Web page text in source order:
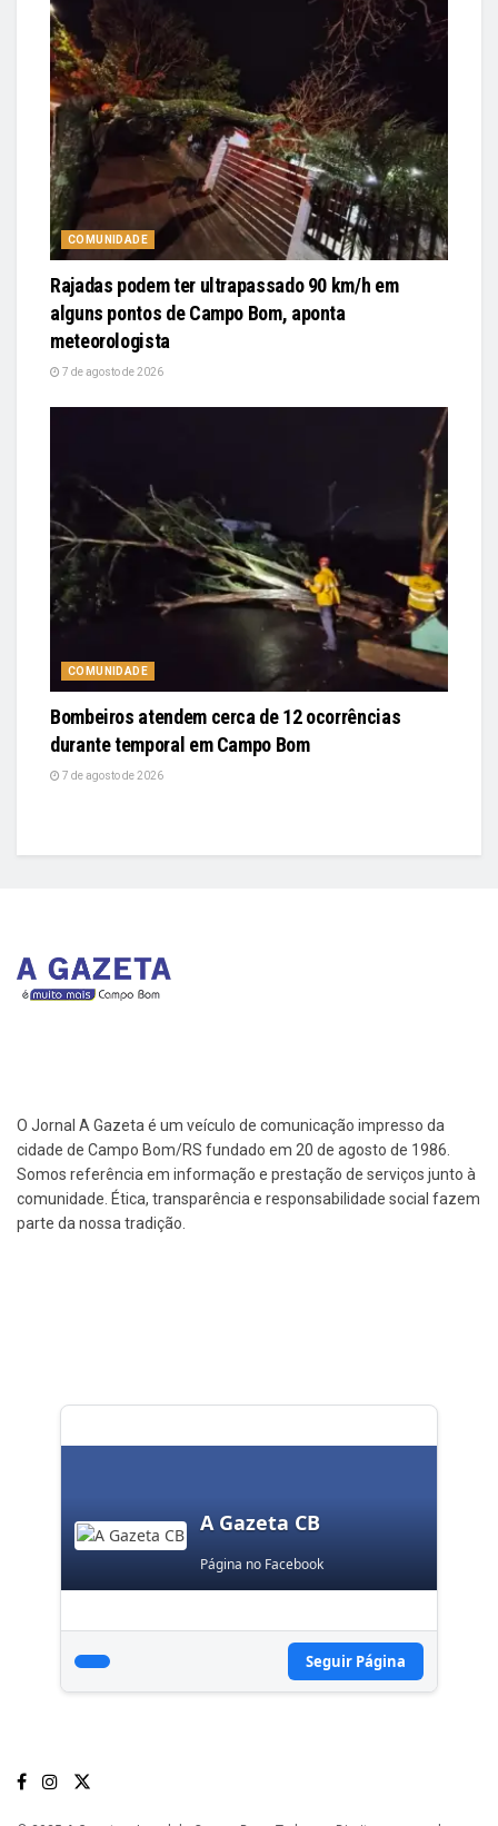
COMUNIDADE
Rajadas podem ter ultrapassado 90 km/h em
alguns pontos de Campo Bom, aponta
meteorologista
7 de agosto de 2026
COMUNIDADE
Bombeiros atendem cerca de 12 ocorrências
durante temporal em Campo Bom
7 de agosto de 2026
O Jornal A Gazeta é um veículo de comunicação impresso da
cidade de Campo Bom/RS fundado em 20 de agosto de 1986.
Somos referência em informação e prestação de serviços junto à
comunidade. Ética, transparência e responsabilidade social fazem
parte da nossa tradição.
A Gazeta CB
Página no Facebook
Seguir Página